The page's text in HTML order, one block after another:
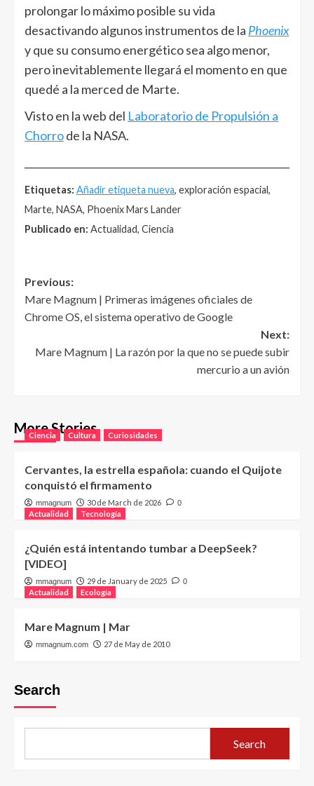
prolongar lo máximo posible su vida
desactivando algunos instrumentos de la Phoenix
y que su consumo energético sea algo menor,
pero inevitablemente llegará el momento en que
quedé a la merced de Marte.
Visto en la web del Laboratorio de Propulsión a
Chorrode la NASA.
Etiquetas: Añadir etiqueta nueva, exploración espacial,
Marte, NASA, Phoenix Mars Lander
Publicado en: Actualidad, Ciencia
Post
navigation
Previous:
Mare Magnum | Primeras imágenes oficiales de
Chrome OS, el sistema operativo de Google
Next:
Mare Magnum | La razón por la que no se puede subir
mercurio a un avión
More Stories
Ciencia Cultura Curiosidades
Cervantes, la estrella española: cuando el Quijote
conquistó el firmamento
mmagnum 30 de March de 2026 0
Actualidad Tecnología
¿Quién está intentando tumbar a DeepSeek?
[VIDEO]
mmagnum 29 de January de 2025 0
Actualidad Ecología
Mare Magnum | Mar
mmagnum.com 27 de May de 2010
Search
Search